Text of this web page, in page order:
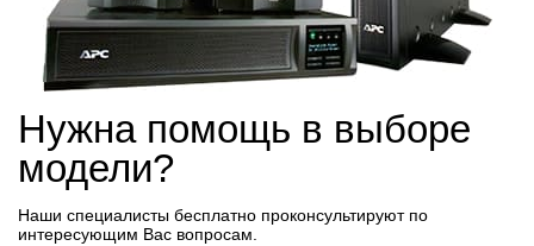
Нужна помощь в выборе
модели?
Наши специалисты бесплатно проконсультируют по
интересующим Вас вопросам.